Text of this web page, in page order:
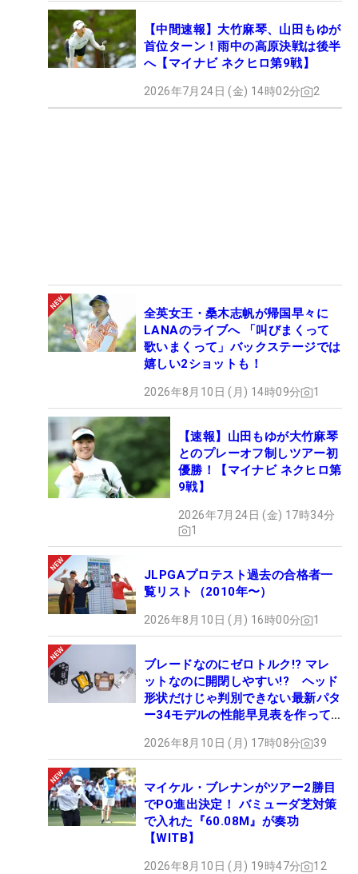
服できたと感じたのでとても嬉しいです」（坂口）
■試合を振り返ろう！【大会ライブフォト】
■PGMシリーズ「withGolf Cup」【成績＆スコア】
■坂口瑞菜子 優勝インタビュー【動画】
■念願の初優勝を飾った坂口瑞菜子「克服でき
た！ とても嬉しいです」【記事】
第3戦「Sky ALL Sky Ladies Cup」
徳田葵（24）
【プロフィールはこちら】
渋野日向子のひとつ後輩である徳田葵がマイナビ ネ
クストヒロインゴルフツアー初出場で初優勝を挙げ
た。前半のハーフを1バーディ・1ボギーのイーブン
パーで回った徳田が、後半はボギーなしで4つのバ
ーディを奪い、4アンダーでフィニッシュ。クラブ
ハウスリーダーで後続にプレッシャーかけた。
そのプレッシャーに負けじと、土方優花が11番ホー
ルから14番まで4連続バーディを奪取。勝負は、徳
田と土方のプレーオフへ。プレーオフは1ホール目
で、徳田が7メートルのバーディパットを決めて決
【中間速報】大竹麻琴、山田もゆが
首位ターン！雨中の高原決戦は後半
へ【マイナビ ネクヒロ第9戦】
2026年7月24日 (金) 14時02分 2
全英女王・桑木志帆が帰国早々に
LANAのライブへ 「叫びまくって
歌いまくって」バックステージでは
嬉しい2ショットも！
2026年8月10日 (月) 14時09分 1
【速報】山田もゆが大竹麻琴
とのプレーオフ制しツアー初
優勝！【マイナビ ネクヒロ第
9戦】
2026年7月24日 (金) 17時34分
1
JLPGAプロテスト過去の合格者一
覧リスト（2010年〜）
2026年8月10日 (月) 16時00分 1
ブレードなのにゼロトルク!? マレ
ットなのに開閉しやすい!? ヘッド
形状だけじゃ判別できない最新パタ
ー34モデルの性能早見表を作って
2026年8月10日 (月) 17時08分 39
マイケル・ブレナンがツアー2勝目
でPO進出決定！ バミューダ芝対策
で入れた『60.08M』が奏功
【WITB】
2026年8月10日 (月) 19時47分 12